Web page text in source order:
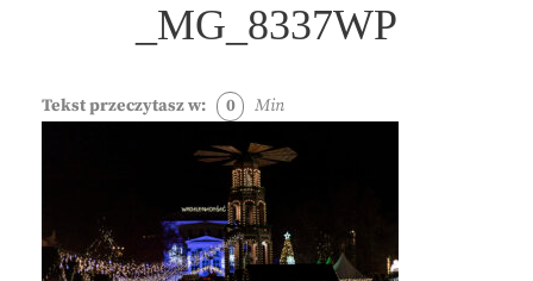
_MG_8337WP
Tekst przeczytasz w: 0 Min